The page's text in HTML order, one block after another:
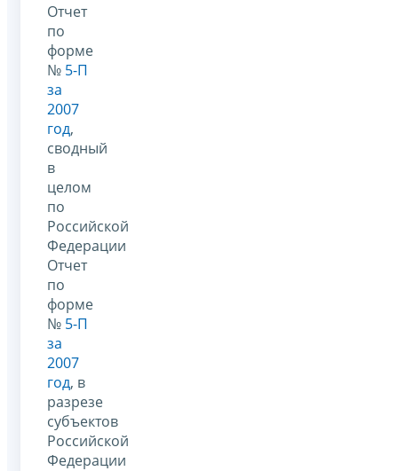
Отчет
по
форме
№ 5-П
за
2007
год,
сводный
в
целом
по
Российской
Федерации
Отчет
по
форме
№ 5-П
за
2007
год, в
разрезе
субъектов
Российской
Федерации